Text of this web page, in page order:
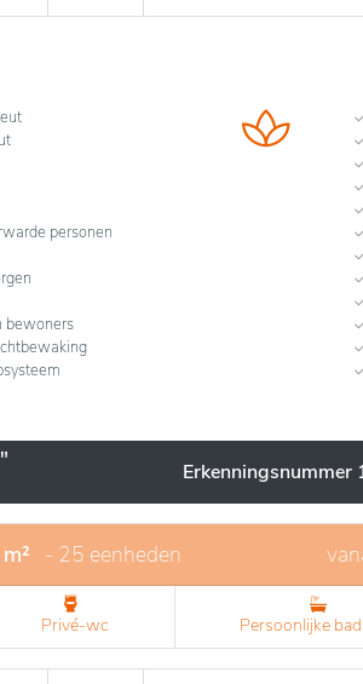
personen
bewoners
- 25 eenheden
Privé-wc Persoonlijke